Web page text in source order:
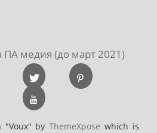
ПА медия (до март 2021)
"Voux" byThemeXpose which is